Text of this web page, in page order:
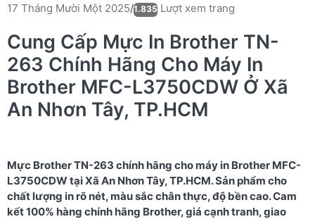
17 Tháng Mười Một 2025/1.835 Lượt xem trang
Cung Cấp Mực In Brother TN-
263 Chính Hãng Cho Máy In
Brother MFC-L3750CDW Ở Xã
An Nhơn Tây, TP.HCM
Mực Brother TN-263 chính hãng cho máy in Brother MFC-
L3750CDW tại Xã An Nhơn Tây, TP.HCM. Sản phẩm cho
chất lượng in rõ nét, màu sắc chân thực, độ bền cao. Cam
kết 100% hàng chính hãng Brother, giá cạnh tranh, giao